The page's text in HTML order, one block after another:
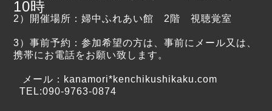
10時
2）開催場所：婦中ふれあい館 2階 視聴覚室
3）事前予約：参加希望の方は、事前にメール又は、
携帯にお電話をお願い致します。
メール：kanamori*kenchikushikaku.com
TEL:090-9763-0874